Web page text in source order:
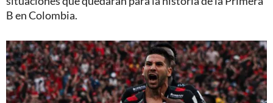
B en Colombia.